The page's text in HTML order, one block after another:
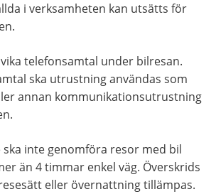
i verksamheten kan utsätts för
telefonsamtal under bilresan.
ska utrustning användas som
annan kommunikationsutrustning
ska inte genomföra resor med bil
än 4 timmar enkel väg. Överskrids
eller övernattning tillämpas.